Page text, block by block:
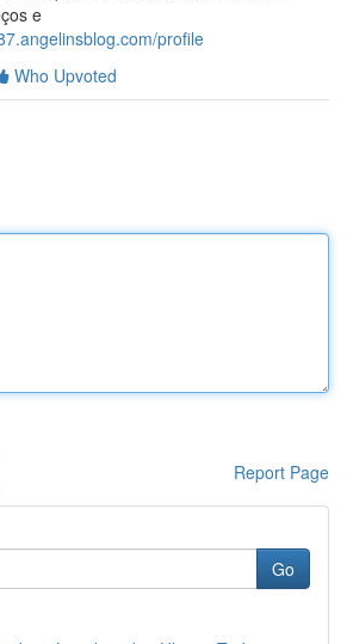
e
profile
Who Upvoted
Report Page
Go